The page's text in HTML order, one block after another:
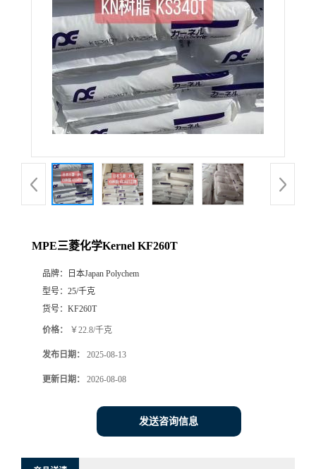
MPE三菱化学Kernel KF260T
品牌：
日本Japan Polychem
型号： 25/千克
货号： KF260T
价格： ￥22.8/千克
发布日期： 2025-08-13
更新日期： 2026-08-08
发送咨询信息